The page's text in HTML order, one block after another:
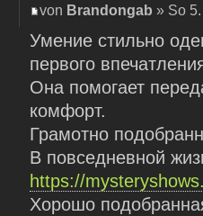
von Brandongab » So
Умение стильно
первого
Она помогает
комфорт.
Грамотно
В повседневной
https://
Хорошо